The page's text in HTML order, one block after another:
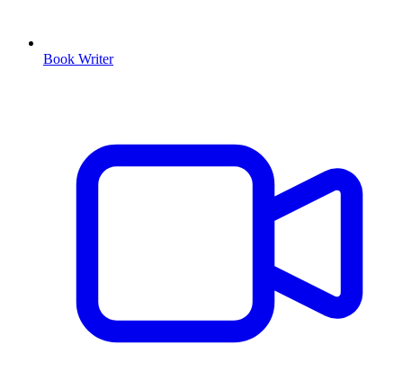
Book Writer